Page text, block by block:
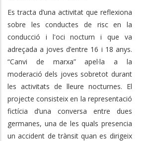
Es tracta d’una activitat que reflexiona
sobre les conductes de risc en la
conducció i l'oci nocturn i que va
adreçada a joves d’entre 16 i 18 anys.
“Canvi de marxa” apel·la a la
moderació dels joves sobretot durant
les activitats de lleure nocturnes. El
projecte consisteix en la representació
fictícia d’una conversa entre dues
germanes, una de les quals presencia
un accident de trànsit quan es dirigeix